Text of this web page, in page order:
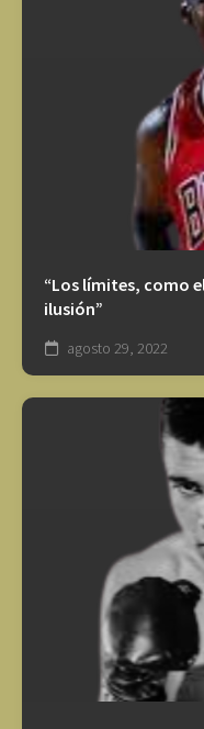
“Los límites, como
ilusión”
agosto 29, 2022